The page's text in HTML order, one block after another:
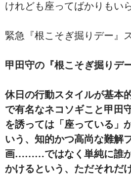
けれども座ってばかりもい
緊急『根こそぎ掘りデー』
甲田守の『根こそぎ掘りデ
休日の行動スタイルが基本
で有名なネコソギこと甲田
を誘っては「座っている」
いう、知的かつ高尚な難解
画………ではなく単純に誰
かけるという、ただそれだ